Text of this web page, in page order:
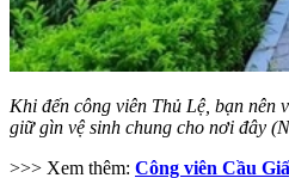
Khi đến công viên Thủ Lệ, bạn nên
giữ gìn vệ sinh chung cho nơi đây
>>> Xem thêm: Công viên Cầu